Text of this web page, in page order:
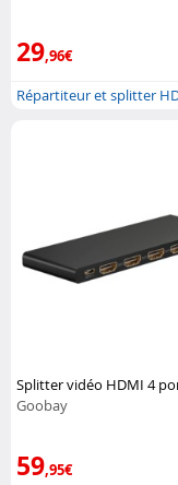
29,96€
Répartiteur et splitter
Splitter vidéo HDMI 4
Goobay
59,95€